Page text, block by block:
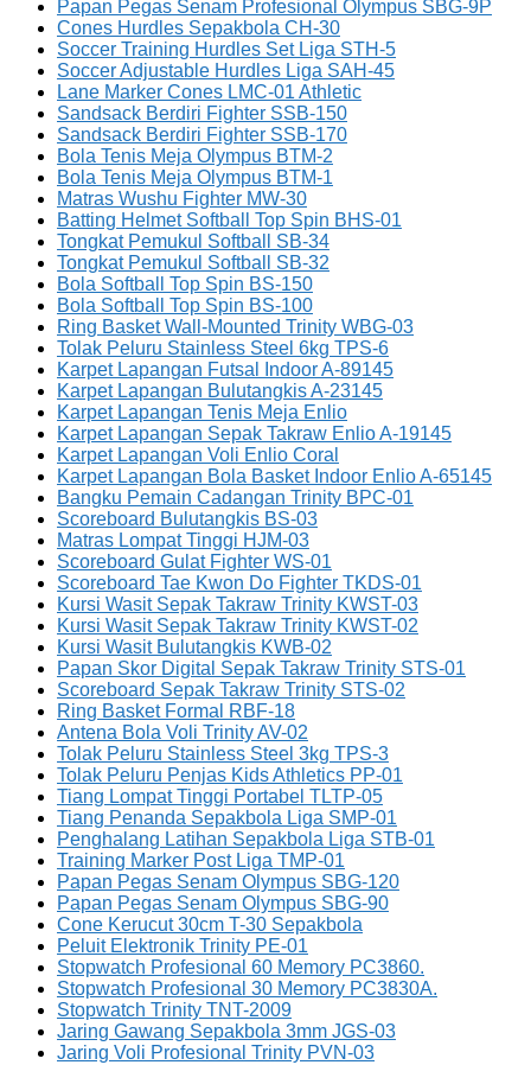
Papan Pegas Senam Profesional Olympus SBG-9P
Cones Hurdles Sepakbola CH-30
Soccer Training Hurdles Set Liga STH-5
Soccer Adjustable Hurdles Liga SAH-45
Lane Marker Cones LMC-01 Athletic
Sandsack Berdiri Fighter SSB-150
Sandsack Berdiri Fighter SSB-170
Bola Tenis Meja Olympus BTM-2
Bola Tenis Meja Olympus BTM-1
Matras Wushu Fighter MW-30
Batting Helmet Softball Top Spin BHS-01
Tongkat Pemukul Softball SB-34
Tongkat Pemukul Softball SB-32
Bola Softball Top Spin BS-150
Bola Softball Top Spin BS-100
Ring Basket Wall-Mounted Trinity WBG-03
Tolak Peluru Stainless Steel 6kg TPS-6
Karpet Lapangan Futsal Indoor A-89145
Karpet Lapangan Bulutangkis A-23145
Karpet Lapangan Tenis Meja Enlio
Karpet Lapangan Sepak Takraw Enlio A-19145
Karpet Lapangan Voli Enlio Coral
Karpet Lapangan Bola Basket Indoor Enlio A-65145
Bangku Pemain Cadangan Trinity BPC-01
Scoreboard Bulutangkis BS-03
Matras Lompat Tinggi HJM-03
Scoreboard Gulat Fighter WS-01
Scoreboard Tae Kwon Do Fighter TKDS-01
Kursi Wasit Sepak Takraw Trinity KWST-03
Kursi Wasit Sepak Takraw Trinity KWST-02
Kursi Wasit Bulutangkis KWB-02
Papan Skor Digital Sepak Takraw Trinity STS-01
Scoreboard Sepak Takraw Trinity STS-02
Ring Basket Formal RBF-18
Antena Bola Voli Trinity AV-02
Tolak Peluru Stainless Steel 3kg TPS-3
Tolak Peluru Penjas Kids Athletics PP-01
Tiang Lompat Tinggi Portabel TLTP-05
Tiang Penanda Sepakbola Liga SMP-01
Penghalang Latihan Sepakbola Liga STB-01
Training Marker Post Liga TMP-01
Papan Pegas Senam Olympus SBG-120
Papan Pegas Senam Olympus SBG-90
Cone Kerucut 30cm T-30 Sepakbola
Peluit Elektronik Trinity PE-01
Stopwatch Profesional 60 Memory PC3860.
Stopwatch Profesional 30 Memory PC3830A.
Stopwatch Trinity TNT-2009
Jaring Gawang Sepakbola 3mm JGS-03
Jaring Voli Profesional Trinity PVN-03